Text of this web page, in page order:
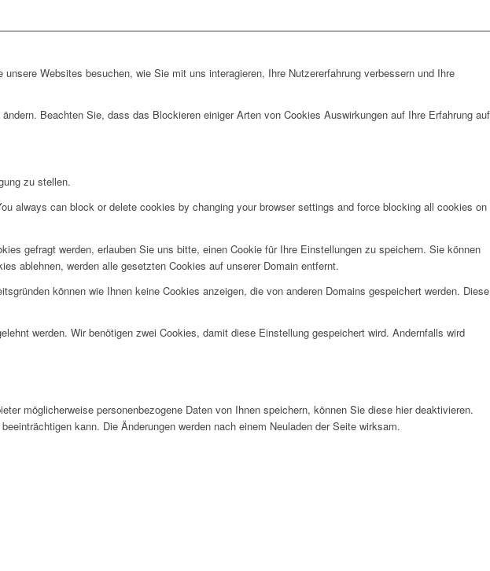
Websites besuchen, wie Sie mit uns interagieren, Ihre Nutzererfahrung verbessern und Ihre
Beachten Sie, dass das Blockieren einiger Arten von Cookies Auswirkungen auf Ihre Erfahrung auf
zu stellen.
always can block or delete cookies by changing your browser settings and force blocking all cookies on
gefragt werden, erlauben Sie uns bitte, einen Cookie für Ihre Einstellungen zu speichern. Sie können
ablehnen, werden alle gesetzten Cookies auf unserer Domain entfernt.
können wie Ihnen keine Cookies anzeigen, die von anderen Domains gespeichert werden. Diese
werden. Wir benötigen zwei Cookies, damit diese Einstellung gespeichert wird. Andernfalls wird
möglicherweise personenbezogene Daten von Ihnen speichern, können Sie diese hier deaktivieren.
kann. Die Änderungen werden nach einem Neuladen der Seite wirksam.